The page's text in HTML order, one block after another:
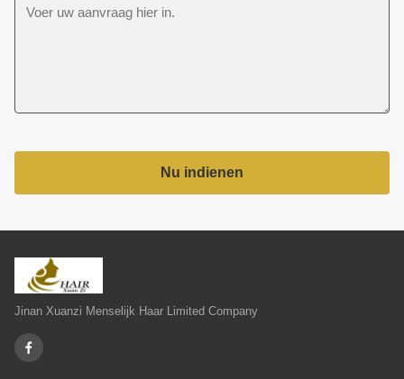
Nu indienen
Jinan Xuanzi Menselijk Haar Limited Company